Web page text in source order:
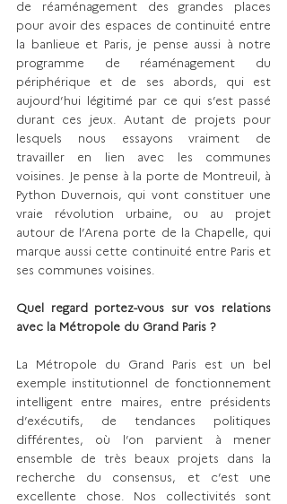
de réaménagement des grandes places
pour avoir des espaces de continuité entre
la banlieue et Paris, je pense aussi à notre
programme de réaménagement du
périphérique et de ses abords, qui est
aujourd’hui légitimé par ce qui s’est passé
durant ces jeux. Autant de projets pour
lesquels nous essayons vraiment de
travailler en lien avec les communes
voisines. Je pense à la porte de Montreuil, à
Python Duvernois, qui vont constituer une
vraie révolution urbaine, ou au projet
autour de l’Arena porte de la Chapelle, qui
marque aussi cette continuité entre Paris et
ses communes voisines.
Quel regard portez-vous sur vos relations
avec la Métropole du Grand Paris ?
La Métropole du Grand Paris est un bel
exemple institutionnel de fonctionnement
intelligent entre maires, entre présidents
d’exécutifs, de tendances politiques
différentes, où l’on parvient à mener
ensemble de très beaux projets dans la
recherche du consensus, et c’est une
excellente chose. Nos collectivités sont